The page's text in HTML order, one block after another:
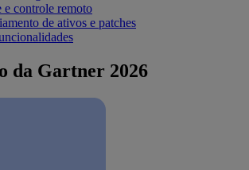
e controle remoto
de ativos e patches
da Gartner 2026